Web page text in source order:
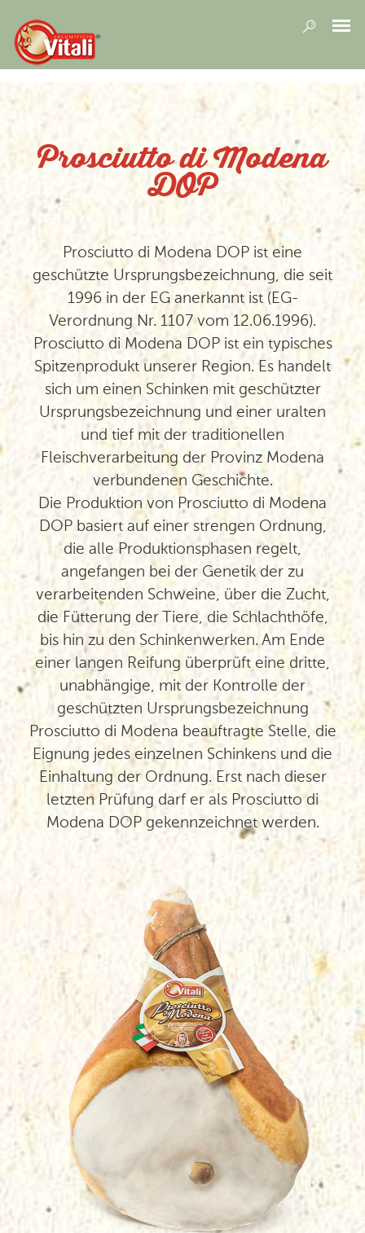
Prosciutto di Modena
DOP
Prosciutto di Modena DOP ist eine
geschützte Ursprungsbezeichnung, die seit
1996 in der EG anerkannt ist (EG-
Verordnung Nr. 1107 vom 12.06.1996).
Prosciutto di Modena DOP ist ein typisches
Spitzenprodukt unserer Region. Es handelt
sich um einen Schinken mit geschützter
Ursprungsbezeichnung und einer uralten
und tief mit der traditionellen
Fleischverarbeitung der Provinz Modena
verbundenen Geschichte.
Die Produktion von Prosciutto di Modena
DOP basiert auf einer strengen Ordnung,
die alle Produktionsphasen regelt,
angefangen bei der Genetik der zu
verarbeitenden Schweine, über die Zucht,
die Fütterung der Tiere, die Schlachthöfe,
bis hin zu den Schinkenwerken. Am Ende
einer langen Reifung überprüft eine dritte,
unabhängige, mit der Kontrolle der
geschützten Ursprungsbezeichnung
Prosciutto di Modena beauftragte Stelle, die
Eignung jedes einzelnen Schinkens und die
Einhaltung der Ordnung. Erst nach dieser
letzten Prüfung darf er als Prosciutto di
Modena DOP gekennzeichnet werden.